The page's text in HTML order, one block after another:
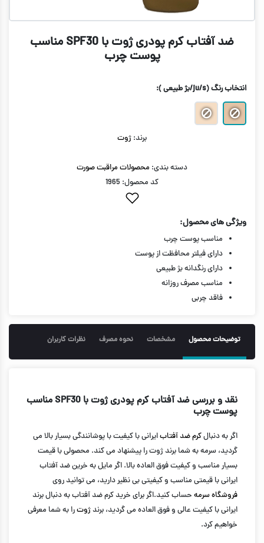
ضد آفتاب کرم پودری ژوت با SPF30 مناسب
پوست چرب
انتخاب رنگ(ju/s/بژ طبیعی ) :
برند: ژوت
دسته بندی: محصولات مراقبت صورت
کد محصول: 1965
ویژگی های محصول:
مناسب پوست چرب
دارای فیلتر محافظت از پوست
دارای رنگدانه بژ طبیعی
مناسب مصرف روزانه
فاقد چربی
توضیحات محصول مشخصات نحوه مصرف نظرات کاربران
نقد و بررسی ضد آفتاب کرم پودری ژوت با SPF30 مناسب
پوست چرب
اگر به دنبالکرم ضد آفتابایرانی با کیفیت با پوشانندگی بسیار بالا می
گردید، سرمه به شما برند ژوت را پیشنهاد می کند. محصولی با قیمت
بسیار مناسب و کیفیت فوق العاده بالا. اگر مایل به خرین ضد آفتاب
ایرانی با قیمتی مناسب و کیفیتی بی نظیر دارید، می توانید روی
فروشگاه سرمه حساب کنید.اگر برای خرید کرم ضد آفتاب به دنبال برند
ایرانی با کیفیت عالی و فوق العاده می گردید، برندژوترا به شما معرفی
خواهیم کرد.